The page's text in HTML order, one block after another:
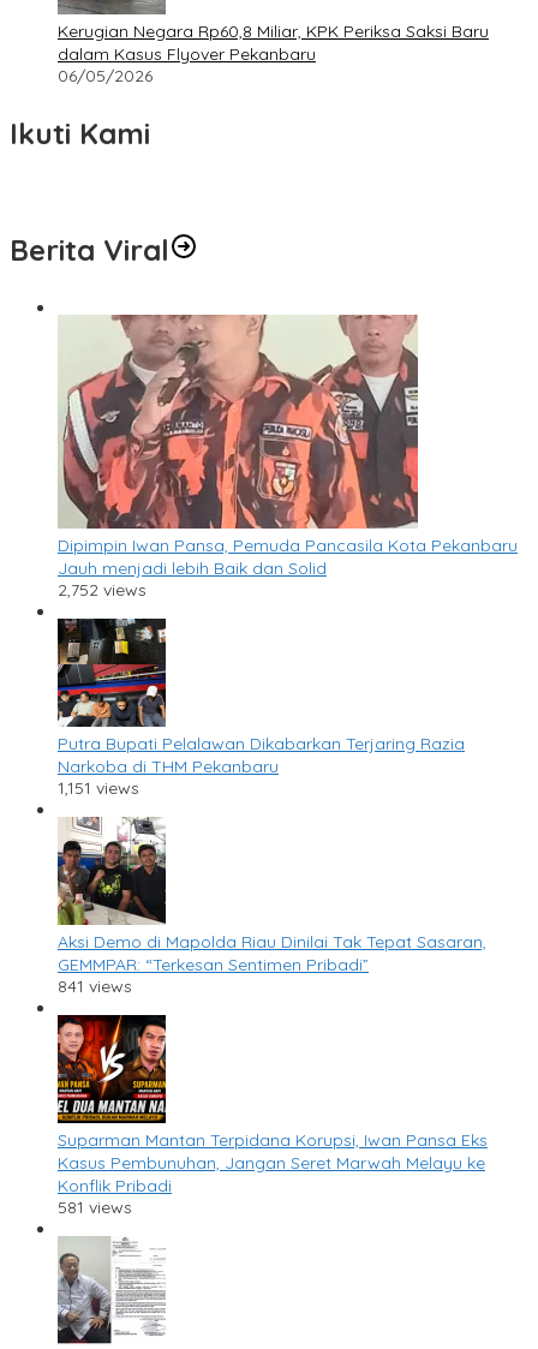
Kerugian Negara Rp60,8 Miliar, KPK Periksa Saksi Baru
dalam Kasus Flyover Pekanbaru
06/05/2026
Ikuti Kami
Berita Viral
Dipimpin Iwan Pansa, Pemuda Pancasila Kota Pekanbaru
Jauh menjadi lebih Baik dan Solid
2,752 views
Putra Bupati Pelalawan Dikabarkan Terjaring Razia
Narkoba di THM Pekanbaru
1,151 views
Aksi Demo di Mapolda Riau Dinilai Tak Tepat Sasaran,
GEMMPAR: “Terkesan Sentimen Pribadi”
841 views
Suparman Mantan Terpidana Korupsi, Iwan Pansa Eks
Kasus Pembunuhan, Jangan Seret Marwah Melayu ke
Konflik Pribadi
581 views